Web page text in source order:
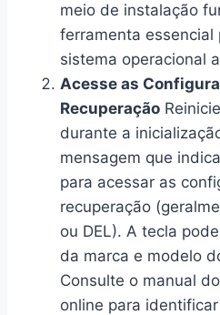
meio de instalação
ferramenta essencial
sistema operacional
Acesse as
Recuperação
durante a
mensagem que
para acessar as
recuperação
ou DEL). A tecla
da marca e modelo
Consulte o manual
online para